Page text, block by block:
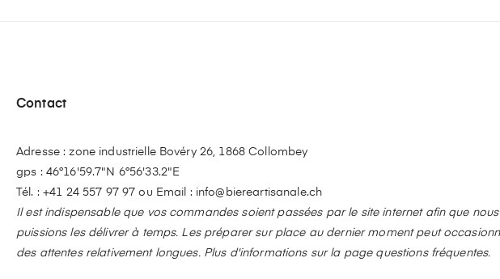
Contact
Adresse : zone industrielle Bovéry 26, 1868 Collombey
gps : 46°16'59.7"N 6°56'33.2"E
Tél. : +41 24 557 97 97 ou Email : info@biereartisanale.ch
Il est indispensable que vos commandes soient passées par le site internet afin que nous
puissions les délivrer à temps. Les préparer sur place au dernier moment peut
des attentes relativement longues. Plus d'informations sur la page questions fréquentes.